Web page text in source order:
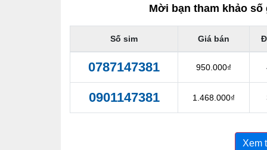
Mời bạn tham khảo
Số sim Giá bán
0787147381 950.000₫
0901147381 1.468.000₫
Xem